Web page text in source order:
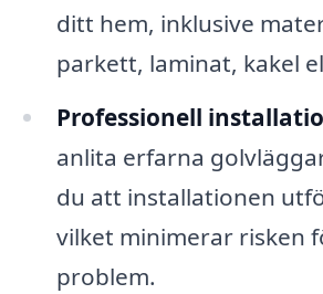
ditt hem, inklusive
parkett, laminat, kakel
Professionell
anlita erfarna
du att installationen
vilket minimerar risken
problem.